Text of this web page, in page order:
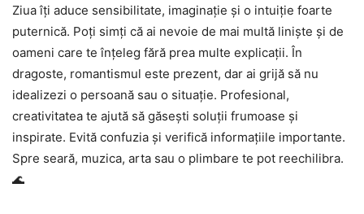
Ziua îți aduce sensibilitate, imaginație și o intuiție foarte
puternică. Poți simți că ai nevoie de mai multă liniște și de
oameni care te înțeleg fără prea multe explicații. În
dragoste, romantismul este prezent, dar ai grijă să nu
idealizezi o persoană sau o situație. Profesional,
creativitatea te ajută să găsești soluții frumoase și
inspirate. Evită confuzia și verifică informațiile importante.
Spre seară, muzica, arta sau o plimbare te pot reechilibra.
🌊